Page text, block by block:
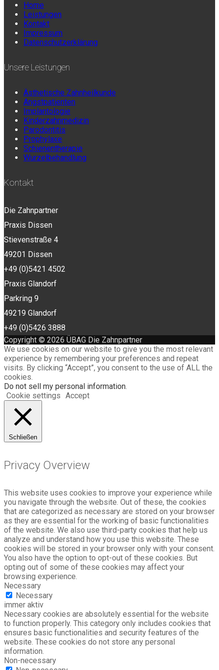
Home
Leistungen
Kontakt
Impressum
Datenschutzerklärung
Unsere Leistungen
Ästhetische Zahnheilkunde
Angstpatienten
Implantologie
Kinderzahnmedizin
Parodontitis
Prophylaxe
Schienentherapie
Wurzelbehandlung
Kontakt
Die Zahnpartner
Praxis Dissen
Stievenstraße 4
49201 Dissen
+49 (0)5421 4502
Praxis Glandorf
Parkring 9
49219 Glandorf
+49 (0)5426 3888
Copyright © 2026 ÜBAG Die Zahnpartner
We use cookies on our website to give you the most relevant
experience by remembering your preferences and repeat
visits. By clicking “Accept”, you consent to the use of ALL the
cookies.
Do not sell my personal information.
Cookie settings Accept
Schließen
Privacy Overview
This website uses cookies to improve your experience while
you navigate through the website. Out of these, the cookies
that are categorized as necessary are stored on your browser
as they are essential for the working of basic functionalities
of the website. We also use third-party cookies that help us
analyze and understand how you use this website. These
cookies will be stored in your browser only with your consent.
You also have the option to opt-out of these cookies. But
opting out of some of these cookies may affect your
browsing experience.
Necessary
Necessary
immer aktiv
Necessary cookies are absolutely essential for the website
to function properly. This category only includes cookies that
ensures basic functionalities and security features of the
website. These cookies do not store any personal
information.
Non-necessary